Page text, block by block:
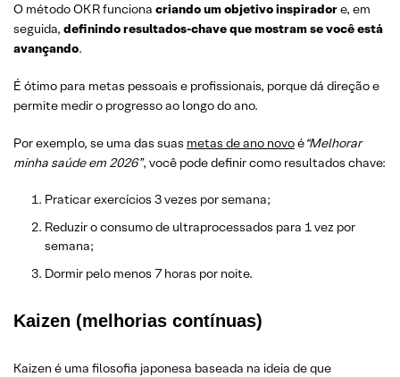
O método OKR funciona criando um objetivo inspiradore, em
seguida, definindo resultados-chave que mostram se você está
avançando.
É ótimo para metas pessoais e profissionais, porque dá direção e
permite medir o progresso ao longo do ano.
Por exemplo, se uma das suas metas de ano novoé“Melhorar
minha saúde em 2026”, você pode definir como resultados chave:
Praticar exercícios 3 vezes por semana;
Reduzir o consumo de ultraprocessados para 1 vez por
semana;
Dormir pelo menos 7 horas por noite.
Kaizen (melhorias contínuas)
Kaizen é uma filosofia japonesa baseada na ideia de que